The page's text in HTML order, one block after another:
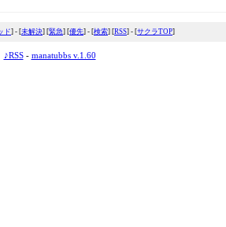
ド] - [未解決] [緊急] [優先] - [検索] [RSS] - [サクラTOP]
♪RSS- manatubbs v.1.60